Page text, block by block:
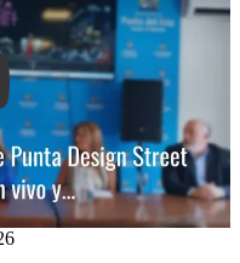
Se celebra la segunda edición